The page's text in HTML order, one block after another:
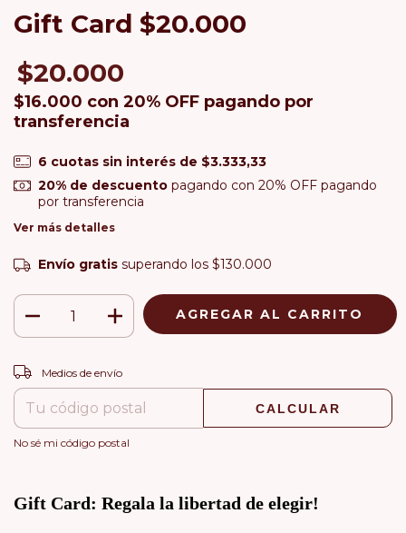
Gift Card $20.000
$20.000
$16.000 con 20% OFF pagando por
transferencia
6 cuotas sin interés de $3.333,33
20% de descuentopagando con 20% OFF pagando
por transferencia
Ver más detalles
Envío gratis superando los $130.000
Entregas para el CP:
Medios de envío
CALCULAR
No sé mi código postal
Gift Card: Regala la libertad de elegir!